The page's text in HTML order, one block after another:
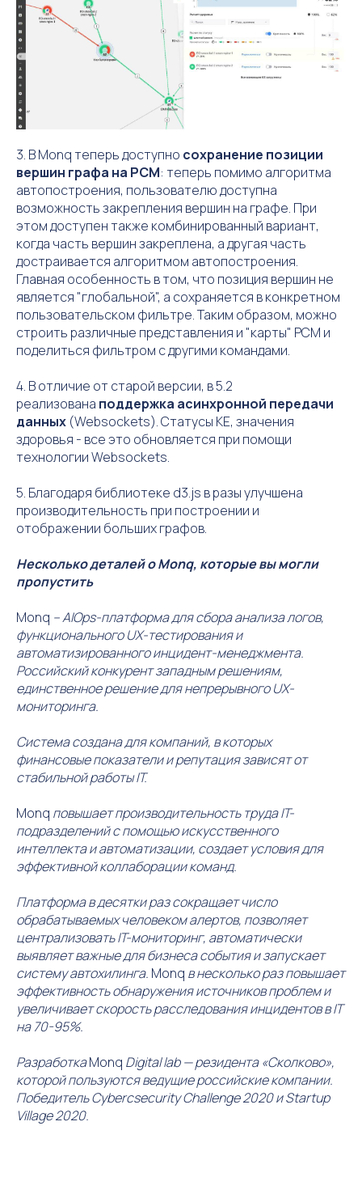
3. В Monq теперь доступно сохранение позиции
вершин графа на РСМ: теперь помимо алгоритма
автопостроения, пользователю доступна
возможность закрепления вершин на графе. При
этом доступен также комбинированный вариант,
когда часть вершин закреплена, а другая часть
достраивается алгоритмом автопостроения.
Главная особенность в том, что позиция вершин не
является "глобальной", а сохраняется в конкретном
пользовательском фильтре. Таким образом, можно
строить различные представления и "карты" РСМ и
поделиться фильтром с другими командами.
4. В отличие от старой версии, в 5.2
реализована поддержка асинхронной передачи
данных (Websockets). Статусы КЕ, значения
здоровья - все это обновляется при помощи
технологии Websockets.
5. Благодаря библиотеке d3.js в разы улучшена
производительность при построении и
отображении больших графов.
Несколько деталей о Monq, которые вы могли
пропустить
Monq – AIOps-платформа для сбора анализа логов,
функционального UX-тестирования и
автоматизированного инцидент-менеджмента.
Российский конкурент западным решениям,
единственное решение для непрерывного UX-
мониторинга.
Система создана для компаний, в которых
финансовые показатели и репутация зависят от
стабильной работы IT.
Monq повышает производительность труда IT-
подразделений с помощью искусственного
интеллекта и автоматизации, создает условия для
эффективной коллаборации команд.
Платформа в десятки раз сокращает число
обрабатываемых человеком алертов, позволяет
централизовать IT-мониторинг, автоматически
выявляет важные для бизнеса события и запускает
систему автохилинга. Monq в несколько раз повышает
эффективность обнаружения источников проблем и
увеличивает скорость расследования инцидентов в IT
на 70-95%.
РазработкаMonq Digital lab — резидента «Сколково»,
которой пользуются ведущие российские компании.
Победитель Cybercsecurity Challenge 2020 и Startup
Village 2020.